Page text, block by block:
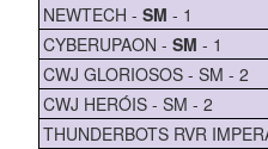
NEWTECH - SM - 1
CYBERUPAON - SM - 1
CWJ GLORIOSOS - SM - 2
CWJ HERÓIS - SM - 2
THUNDERBOTS RVR